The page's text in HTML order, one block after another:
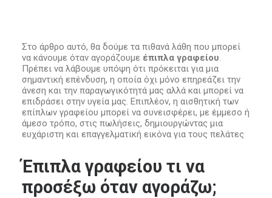
Στο άρθρο αυτό, θα δούμε τα πιθανά λάθη που μπορεί
να κάνουμε όταν αγοράζουμε έπιπλα γραφείου.
Πρέπει να λάβουμε υπόψη ότι πρόκειται για μια
σημαντική επένδυση, η οποία όχι μόνο επηρεάζει την
άνεση και την παραγωγικότητά μας αλλά και μπορεί να
επιδράσει στην υγεία μας. Επιπλέον, η αισθητική των
επίπλων γραφείου μπορεί να συνεισφέρει, με έμμεσο ή
άμεσο τρόπο, στις πωλήσεις, δημιουργώντας μια
ευχάριστη και επαγγελματική εικόνα για τους πελάτες
Έπιπλα γραφείου τι να
προσέξω όταν αγοράζω;